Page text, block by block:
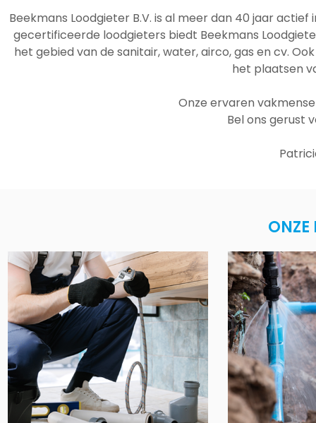
Beekmans Loodgieter B.V. is al meer dan 40 jaar
gecertificeerde loodgieters biedt Beekmans
het gebied van de sanitair, water, airco, gas en cv.
het plaatsen
Onze ervaren
Bel ons gerust
ONZE